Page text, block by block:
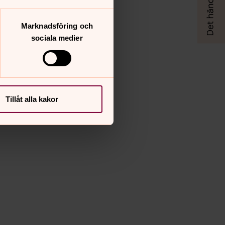
Marknadsföring och
sociala medier
Tillåt alla kakor